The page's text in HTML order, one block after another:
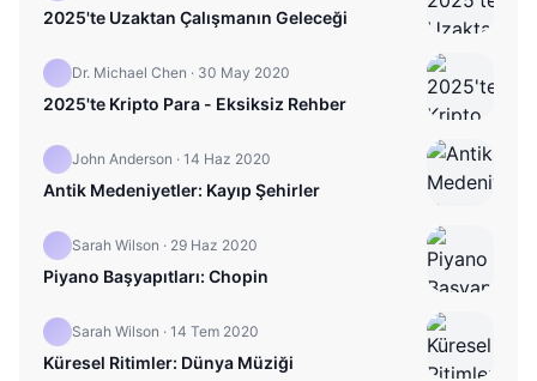
2025'te Uzaktan Çalışmanın Geleceği
Dr. Michael Chen · 30 May 2020
2025'te Kripto Para - Eksiksiz Rehber
John Anderson · 14 Haz 2020
Antik Medeniyetler: Kayıp Şehirler
Sarah Wilson · 29 Haz 2020
Piyano Başyapıtları: Chopin
Sarah Wilson · 14 Tem 2020
Küresel Ritimler: Dünya Müziği